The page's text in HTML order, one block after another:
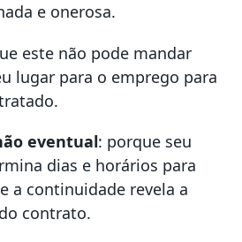
e onerosa.
este não pode mandar
lugar para o emprego para
eventual: porque seu
dias e horários para
a continuidade revela a
contrato.